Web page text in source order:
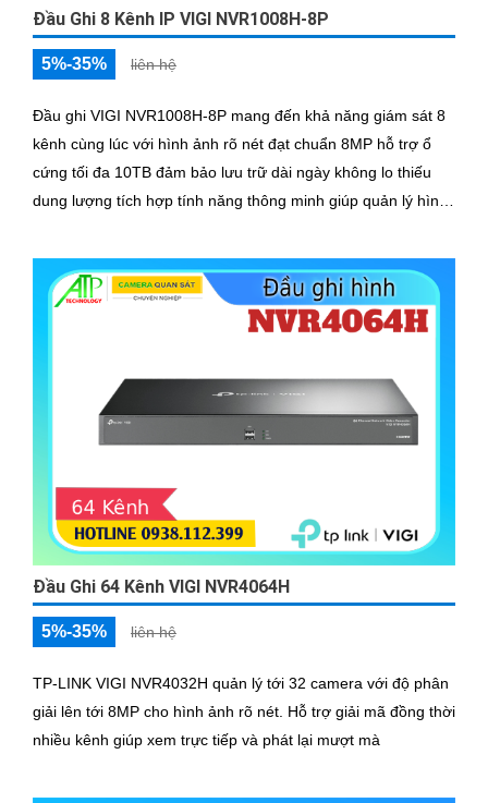
Đầu Ghi 8 Kênh IP VIGI NVR1008H-8P
5%-35% liên hệ
Đầu ghi VIGI NVR1008H-8P mang đến khả năng giám sát 8
kênh cùng lúc với hình ảnh rõ nét đạt chuẩn 8MP hỗ trợ ổ
cứng tối đa 10TB đảm bảo lưu trữ dài ngày không lo thiếu
dung lượng tích hợp tính năng thông minh giúp quản lý hình
Đầu Ghi 64 Kênh VIGI NVR4064H
5%-35% liên hệ
TP-LINK VIGI NVR4032H quản lý tới 32 camera với độ phân
giải lên tới 8MP cho hình ảnh rõ nét. Hỗ trợ giải mã đồng thời
nhiều kênh giúp xem trực tiếp và phát lại mượt mà